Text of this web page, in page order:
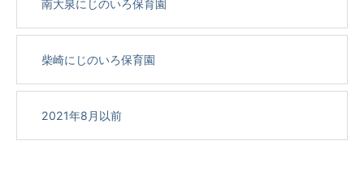
南大泉にじのいろ保育園
柴崎にじのいろ保育園
2021年8月以前